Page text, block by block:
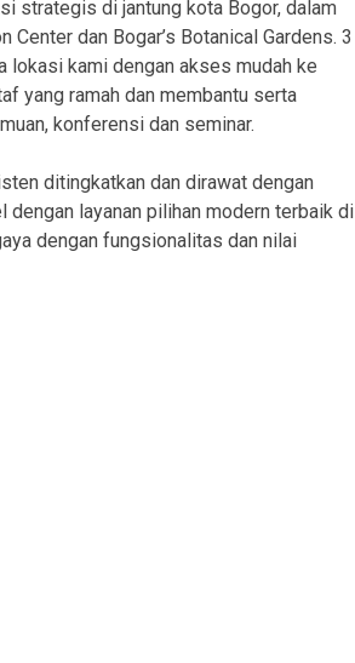
strategis di jantung kota Bogor, dalam
dan Bogar’s Botanical Gardens. 3
lokasi kami dengan akses mudah ke
yang ramah dan membantu serta
konferensi dan seminar.
ditingkatkan dan dirawat dengan
dengan layanan pilihan modern terbaik di
dengan fungsionalitas dan nilai